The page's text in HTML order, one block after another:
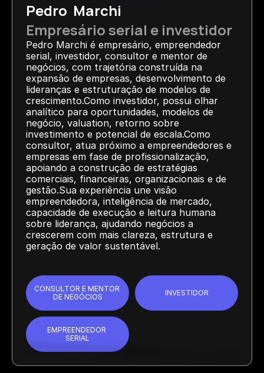
Pedro  Marchi
Empresário serial e investidor
Pedro Marchi é empresário, empreendedor
serial, investidor, consultor e mentor de
negócios, com trajetória construída na
expansão de empresas, desenvolvimento de
lideranças e estruturação de modelos de
crescimento.Como investidor, possui olhar
analítico para oportunidades, modelos de
negócio, valuation, retorno sobre
investimento e potencial de escala.Como
consultor, atua próximo a empreendedores e
empresas em fase de profissionalização,
apoiando a construção de estratégias
comerciais, financeiras, organizacionais e de
gestão.Sua experiência une visão
empreendedora, inteligência de mercado,
capacidade de execução e leitura humana
sobre liderança, ajudando negócios a
crescerem com mais clareza, estrutura e
geração de valor sustentável.
CONSULTOR E MENTOR
DE NEGÓCIOS
INVESTIDOR
EMPREENDEDOR
SERIAL